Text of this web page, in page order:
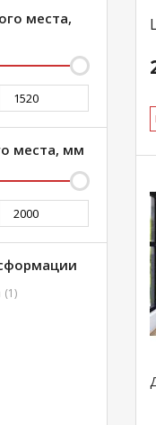
места,
места, мм
(1)